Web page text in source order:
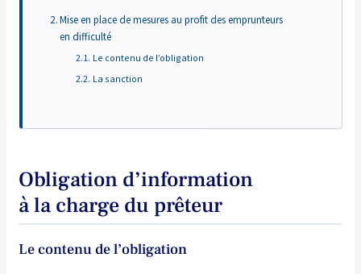
Mise en place de mesures au profit des emprunteurs
en difficulté
Le contenu de l’obligation
La sanction
Obligation d’information
à la charge du prêteur
Le contenu de l’obligation